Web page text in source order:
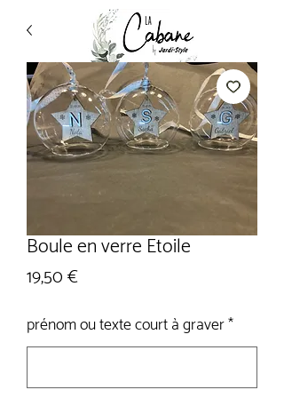
Boule en verre Etoile
19,50 €Prix
prénom ou texte court à graver*